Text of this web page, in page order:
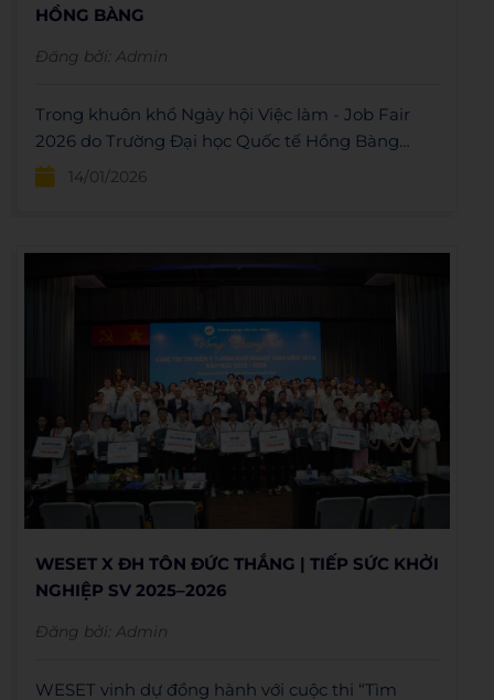
HỒNG BÀNG
Đăng bởi: Admin
Trong khuôn khổ Ngày hội Việc làm - Job Fair
2026 do Trường Đại học Quốc tế Hồng Bàng
(HIU) tổ chức, WESET English Center đã chính
thức ký kết thỏa thuận hợp tác, đánh dấu một
năng lực ngoại ngữ và phát triển sự nghiệp bền
14/01/2026
WESET X ĐH TÔN ĐỨC THẮNG | TIẾP SỨC KHỞI
NGHIỆP SV 2025–2026
Đăng bởi: Admin
WESET vinh dự đồng hành với cuộc thi “Tìm